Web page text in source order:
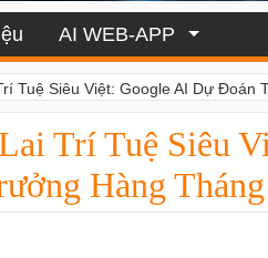
AI WEB-APP
Tuệ Siêu Việt: Google AI Dự Đoán
Trí Tuệ Siêu
Hàng Tháng